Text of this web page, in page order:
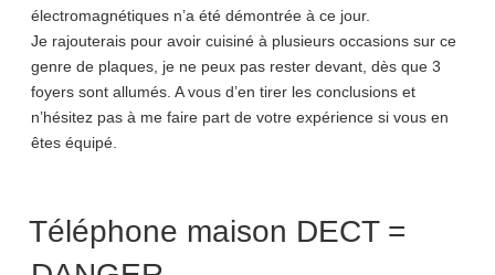
électromagnétiques n’a été démontrée à ce jour.
Je rajouterais pour avoir cuisiné à plusieurs occasions sur ce
genre de plaques, je ne peux pas rester devant, dès que 3
foyers sont allumés. A vous d’en tirer les conclusions et
n’hésitez pas à me faire part de votre expérience si vous en
êtes équipé.
Téléphone maison DECT =